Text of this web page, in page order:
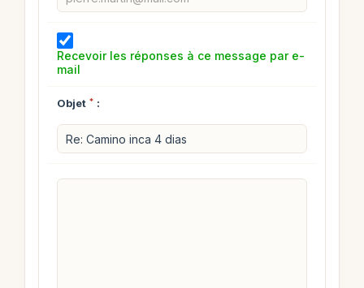
Recevoir les réponses à ce message par e-
mail
Objet * :